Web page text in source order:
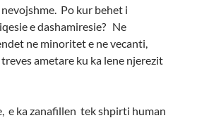
Po kur behet i
e dashamiresie? Ne
ne minoritet e ne vecanti,
ametare ku ka lene njerezit
e ka zanafillen tek shpirti human